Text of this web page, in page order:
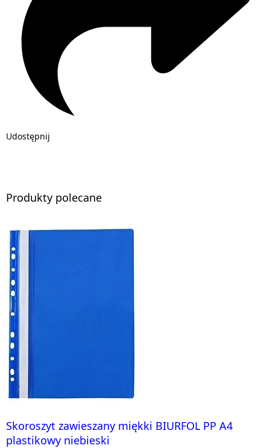
Udostępnij
Produkty polecane
Skoroszyt zawieszany miękki BIURFOL PP A4
plastikowy niebieski